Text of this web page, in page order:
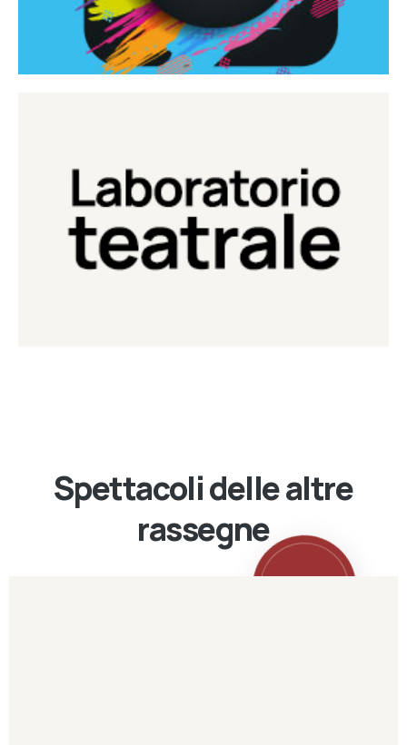
Laboratorio Teatrale
Laboratorio di teatro del Teatro Eduardo de Filippo
Continua
Spettacoli delle altre
rassegne